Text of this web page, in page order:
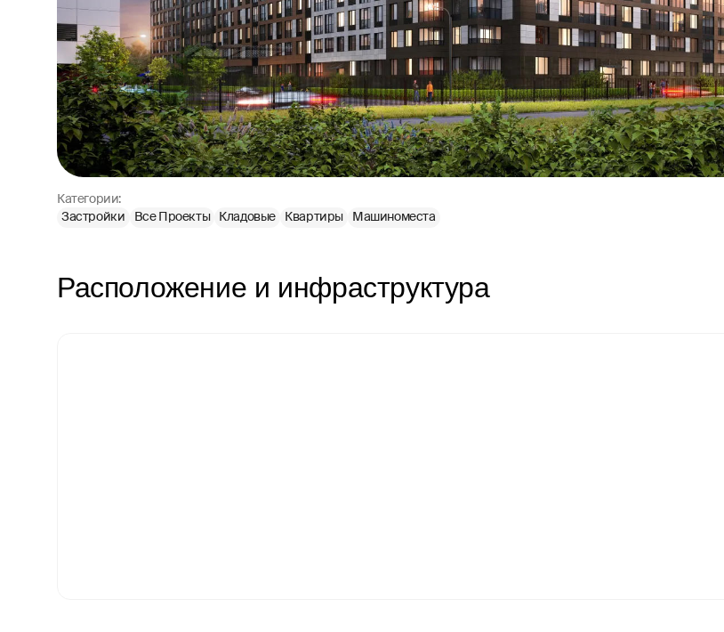
Категории:
Застройки
Все Проекты Кладовые Квартиры Машиноместа
Расположение и инфраструктура